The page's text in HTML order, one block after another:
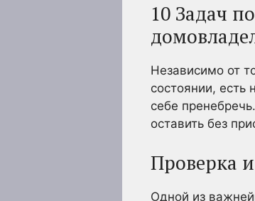
10 Задач
Независимо от
состоянии,
себе
оставить без
Проверка
Одной из